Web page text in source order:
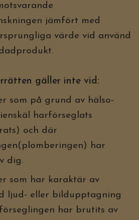
jämfört med
värde vid använd
gäller inte vid:
som på grund av hälso-
harförseglats
och där
har
dig.
som har karaktär av
ljud- eller bildupptagning
har brutits av